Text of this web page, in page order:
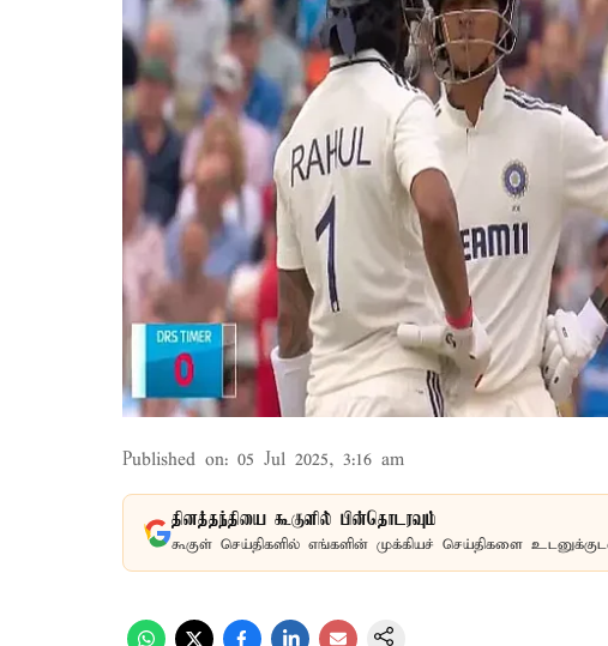
Published on: 05 Jul 2025, 3:16 am
தினத்தந்தியை கூகுளில் பின்தொடரவும்
கூகுள் செய்திகளில் எங்களின் முக்கியச் செய்திகளை